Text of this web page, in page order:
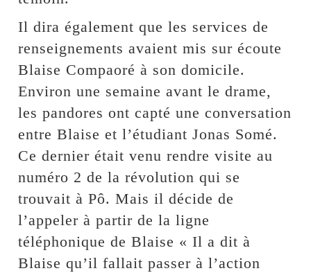
Il dira également que les services de
renseignements avaient mis sur écoute
Blaise Compaoré à son domicile.
Environ une semaine avant le drame,
les pandores ont capté une conversation
entre Blaise et l’étudiant Jonas Somé.
Ce dernier était venu rendre visite au
numéro 2 de la révolution qui se
trouvait à Pô. Mais il décide de
l’appeler à partir de la ligne
téléphonique de Blaise « Il a dit à
Blaise qu’il fallait passer à l’action